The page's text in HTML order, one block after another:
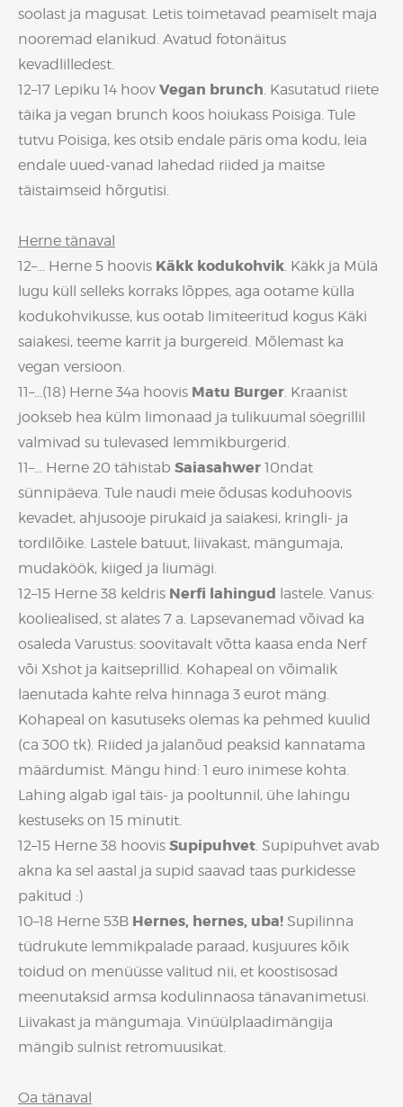
soolast ja magusat. Letis toimetavad peamiselt maja
nooremad elanikud. Avatud fotonäitus
kevadlilledest.
12–17 Lepiku 14 hoov Vegan brunch. Kasutatud riiete
täika ja vegan brunch koos hoiukass Poisiga. Tule
tutvu Poisiga, kes otsib endale päris oma kodu, leia
endale uued-vanad lahedad riided ja maitse
täistaimseid hõrgutisi.
Herne tänaval
12–... Herne 5 hoovis Käkk kodukohvik. Käkk ja Mülä
lugu küll selleks korraks lõppes, aga ootame külla
kodukohvikusse, kus ootab limiteeritud kogus Käki
saiakesi, teeme karrit ja burgereid. Mõlemast ka
vegan versioon.
11–...(18) Herne 34a hoovis Matu Burger. Kraanist
jookseb hea külm limonaad ja tulikuumal söegrillil
valmivad su tulevased lemmikburgerid.
11–... Herne 20 tähistab Saiasahwer 10ndat
sünnipäeva. Tule naudi meie õdusas koduhoovis
kevadet, ahjusooje pirukaid ja saiakesi, kringli- ja
tordilõike. Lastele batuut, liivakast, mängumaja,
mudaköök, kiiged ja liumägi.
12–15 Herne 38 keldris Nerfi lahingud lastele. Vanus:
kooliealised, st alates 7 a. Lapsevanemad võivad ka
osaleda Varustus: soovitavalt võtta kaasa enda Nerf
või Xshot ja kaitseprillid. Kohapeal on võimalik
laenutada kahte relva hinnaga 3 eurot mäng.
Kohapeal on kasutuseks olemas ka pehmed kuulid
(ca 300 tk). Riided ja jalanõud peaksid kannatama
määrdumist. Mängu hind: 1 euro inimese kohta.
Lahing algab igal täis- ja pooltunnil, ühe lahingu
kestuseks on 15 minutit.
12–15 Herne 38 hoovis Supipuhvet. Supipuhvet avab
akna ka sel aastal ja supid saavad taas purkidesse
pakitud :)
10–18 Herne 53B Hernes, hernes, uba! Supilinna
tüdrukute lemmikpalade paraad, kusjuures kõik
toidud on menüüsse valitud nii, et koostisosad
meenutaksid armsa kodulinnaosa tänavanimetusi.
Liivakast ja mängumaja. Vinüülplaadimängija
mängib sulnist retromuusikat.
Oa tänaval